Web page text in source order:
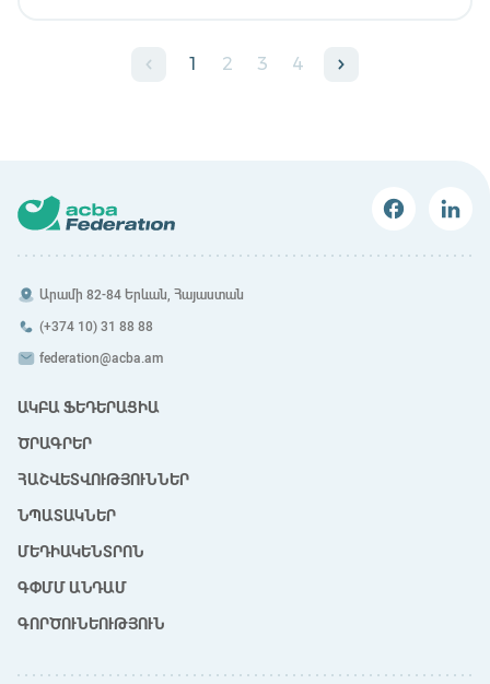
1 2 3 4
Արամի 82-84 Երևան, Հայաստան
(+374 10) 31 88 88
federation@acba.am
ԱԿԲԱ ՖԵԴԵՐԱՑԻԱ
ԾՐԱԳՐԵՐ
ՀԱՇՎԵՏՎՈՒԹՅՈՒՆՆԵՐ
ՆՊԱՏԱԿՆԵՐ
ՄԵԴԻԱԿԵՆՏՐՈՆ
ԳՓՄՄ ԱՆԴԱՄ
ԳՈՐԾՈՒՆԵՈՒԹՅՈՒՆ